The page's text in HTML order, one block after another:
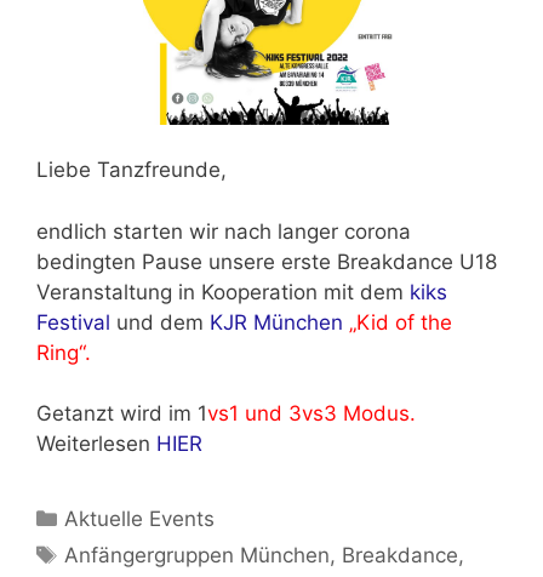
Liebe Tanzfreunde,
endlich starten wir nach langer corona
bedingten Pause unsere erste Breakdance U18
Veranstaltung in Kooperation mit dem kiks
Festival und dem KJR München „Kid of the
Ring“.
Getanzt wird im 1vs1 und 3vs3 Modus.
Weiterlesen HIER
Kategorien
Aktuelle Events
Schlagwörter
Anfängergruppen München, Breakdance,